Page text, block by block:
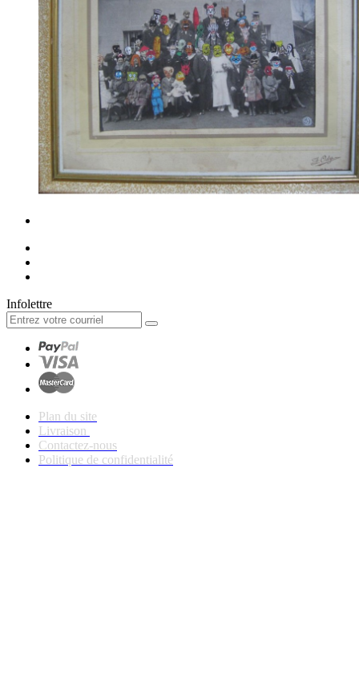
Infolettre
Plan du site
Livraison
Contactez-nous
Politique de confidentialité